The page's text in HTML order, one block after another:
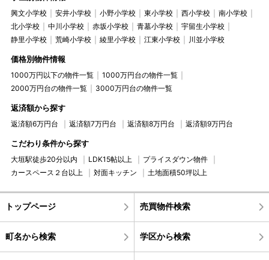
興文小学校 安井小学校 小野小学校 東小学校 西小学校
南小学校
北小学校
中川小学校 赤坂小学校 青墓小学校
宇留生小学校
静里小学校
荒崎小学校 綾里小学校 江東小学校 川並小学校
価格別物件情報
1000万円以下の物件一覧
1000万円台の物件一覧
2000万円台の物件一覧
3000万円台の物件一覧
返済額から探す
返済額6万円台 返済額7万円台 返済額8万円台 返済額9万円台
こだわり条件から探す
大垣駅徒歩20分以内 LDK15帖以上
プライスダウン物件
カースペース２台以上
対面キッチン 土地面積50坪以上
トップページ 売買物件検索
町名から検索 学区から検索